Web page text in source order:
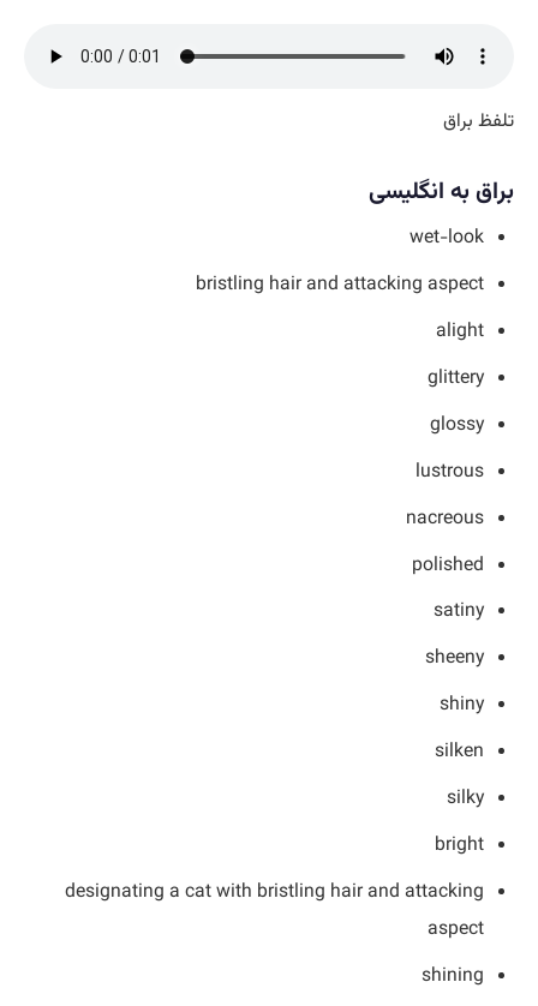
تلفظ براق
براق به انگلیسی
wet-look
bristling hair and attacking aspect
alight
glittery
glossy
lustrous
nacreous
polished
satiny
sheeny
shiny
silken
silky
bright
designating a cat with bristling hair and attacking
aspect
shining